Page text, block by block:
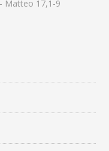
Matteo 17,1-9